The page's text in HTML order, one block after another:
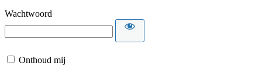
Wachtwoord
Onthoud mij